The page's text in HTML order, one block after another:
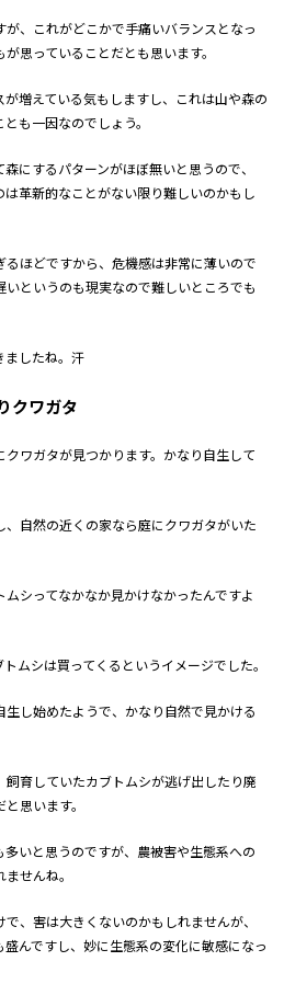
、これがどこかで手痛いバランスとなっ
思っていることだとも思います。
増えている気もしますし、これは山や森の
も一因なのでしょう。
にするパターンがほぼ無いと思うので、
革新的なことがない限り難しいのかもし
ほどですから、危機感は非常に薄いので
というのも現実なので難しいところでも
ましたね。汗
クワガタ
ワガタが見つかります。かなり自生して
自然の近くの家なら庭にクワガタがいた
シってなかなか見かけなかったんですよ
ムシは買ってくるというイメージでした。
し始めたようで、かなり自然で見かける
育していたカブトムシが逃げ出したり廃
思います。
いと思うのですが、農被害や生態系への
せんね。
、害は大きくないのかもしれませんが、
んですし、妙に生態系の変化に敏感になっ